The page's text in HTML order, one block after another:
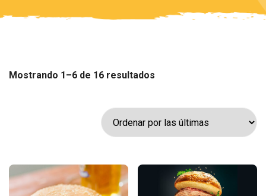
Mostrando 1–6 de 16 resultados
latest